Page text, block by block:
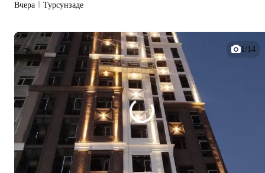
Вчера Турсунзаде
1/14